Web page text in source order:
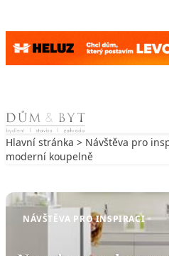
Skip to content
Hlavní stránka > Návštěva pro
moderní koupelně
NÁVŠTĚVA PRO INSPIRACI